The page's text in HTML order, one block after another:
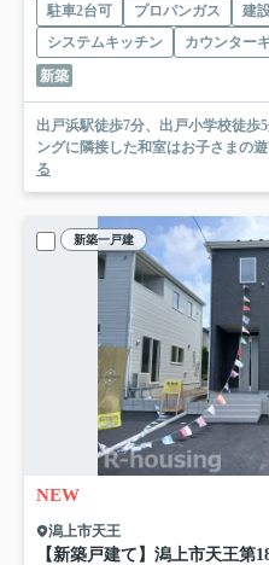
駐車2台可 プロパンガス
建
システムキッチン
カウンター
新築
出戸浜駅徒歩7分、出戸小学校徒
ングに隣接した和室はお子さまの
る
新築一戸建
NEW
潟上市天王
【新築戸建て】潟上市天王